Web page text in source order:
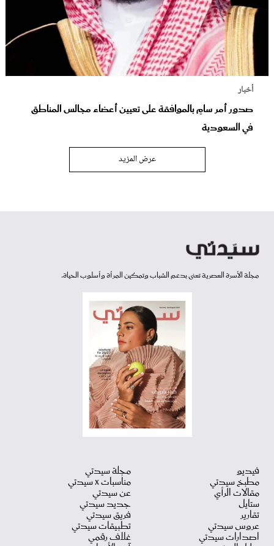
أخبار
صدور أمر سامٍ بالموافقة على تعيين أعضاء مجالس المناطق
في السعودية
عرض المزيد
مجلة الأسرة العصرية تعنى بدعم الشباب وتمكين المرأة وأسلوب الحياة.
فيديو
مطبخ سيدتي
مقالات الرأي
ستايل
تقارير
عروس سيدتي
اصدارات سيدتي
مجلة سيدتي
مناسبات X سيدتي
عن سيدتي
جديد سيدتي
فريق سيدتي
تطبيقات سيدتي
غلاف رقمي